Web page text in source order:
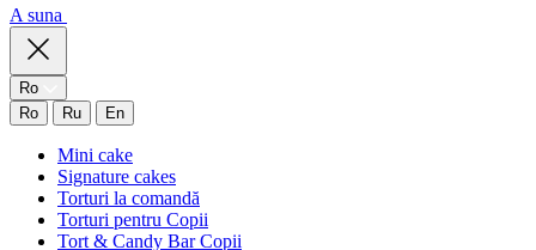
A suna
Ro
Ro
Ru En
Mini cake
Signature cakes
Torturi la comandă
Torturi pentru Copii
Tort & Candy Bar Copii